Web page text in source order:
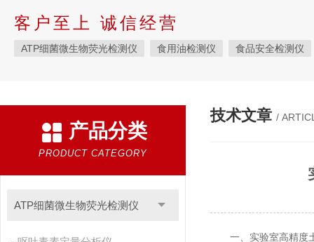
客户至上 诚信经营
ATP细菌微生物荧光检测仪 食用油检测仪 食品安全检测仪
产品分类
PRODUCT CATEGORY
ATP细菌微生物荧光检测仪
技术文章 /
一、实验室高精度